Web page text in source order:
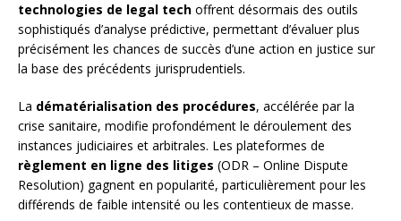
technologies de legal tech offrent désormais des outils
sophistiqués d’analyse prédictive, permettant d’évaluer plus
précisément les chances de succès d’une action en justice sur
la base des précédents jurisprudentiels.
La dématérialisation des procédures, accélérée par la
crise sanitaire, modifie profondément le déroulement des
instances judiciaires et arbitrales. Les plateformes de
règlement en ligne des litiges (ODR – Online Dispute
Resolution) gagnent en popularité, particulièrement pour les
différends de faible intensité ou les contentieux de masse.